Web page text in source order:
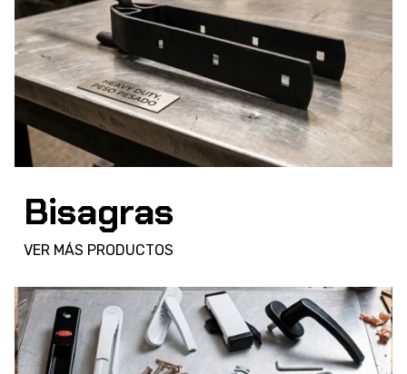
Bisagras
VER MÁS PRODUCTOS